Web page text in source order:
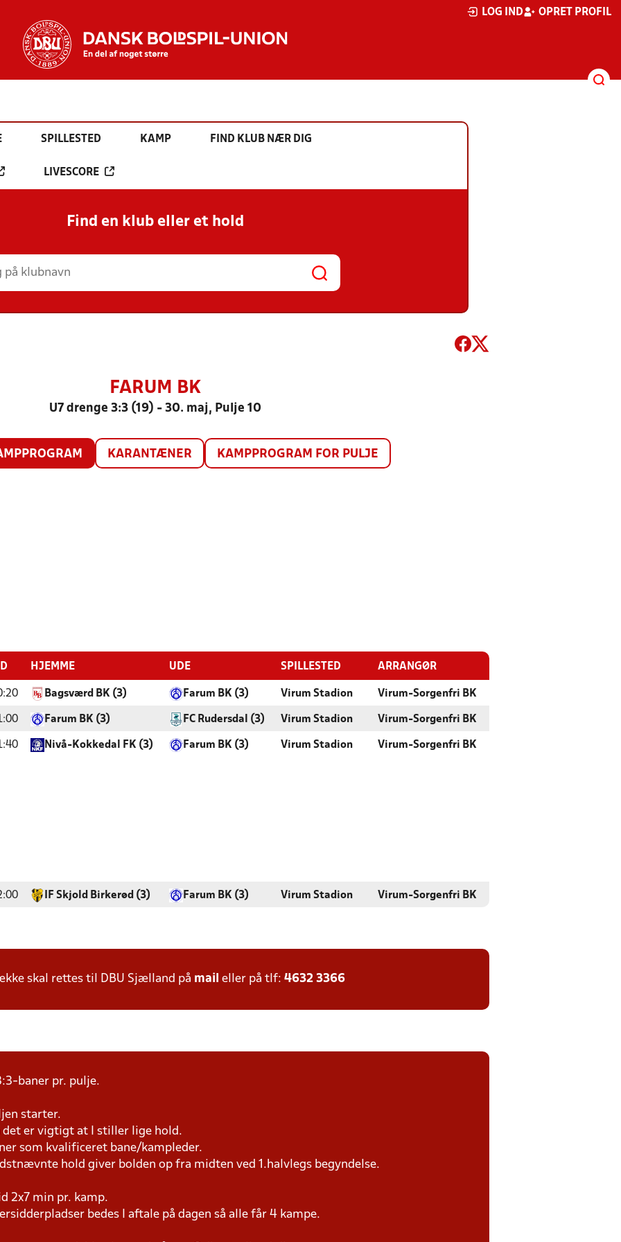
LOG IND OPRET PROFIL
SPILLESTED KAMP FIND KLUB NÆR DIG
LIVESCORE
Find en klub eller et hold
FARUM BK
U7 drenge 3:3 (19) - 30. maj, Pulje 10
KARANTÆNER KAMPPROGRAM FOR PULJE
HJEMME UDE SPILLESTED ARRANGØR
Bagsværd BK (3) Farum BK (3) Virum Stadion Virum-Sorgenfri BK
Farum BK (3) FC Rudersdal (3) Virum Stadion Virum-Sorgenfri BK
Nivå-Kokkedal FK (3) Farum BK (3) Virum Stadion Virum-Sorgenfri BK
IF Skjold Birkerød (3) Farum BK (3) Virum Stadion Virum-Sorgenfri BK
skal rettes til DBU Sjælland på mail eller på tlf: 4632 3366
baner pr. pulje.
starter.
det er vigtigt at I stiller lige hold.
som kvalificeret bane/kampleder.
hold giver bolden op fra midten ved 1.halvlegs begyndelse.
2x7 min pr. kamp.
bedes I aftale på dagen så alle får 4 kampe.